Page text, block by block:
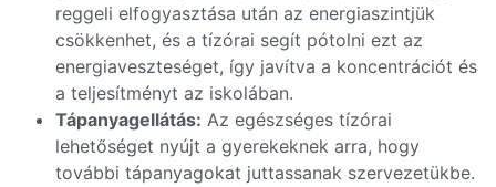
reggeli elfogyasztása után az energiaszintjük
csökkenhet, és a tízórai segít pótolni ezt az
energiaveszteséget, így javítva a koncentrációt és
a teljesítményt az iskolában.
Tápanyagellátás: Az egészséges tízórai
lehetőséget nyújt a gyerekeknek arra, hogy
további tápanyagokat juttassanak szervezetükbe.